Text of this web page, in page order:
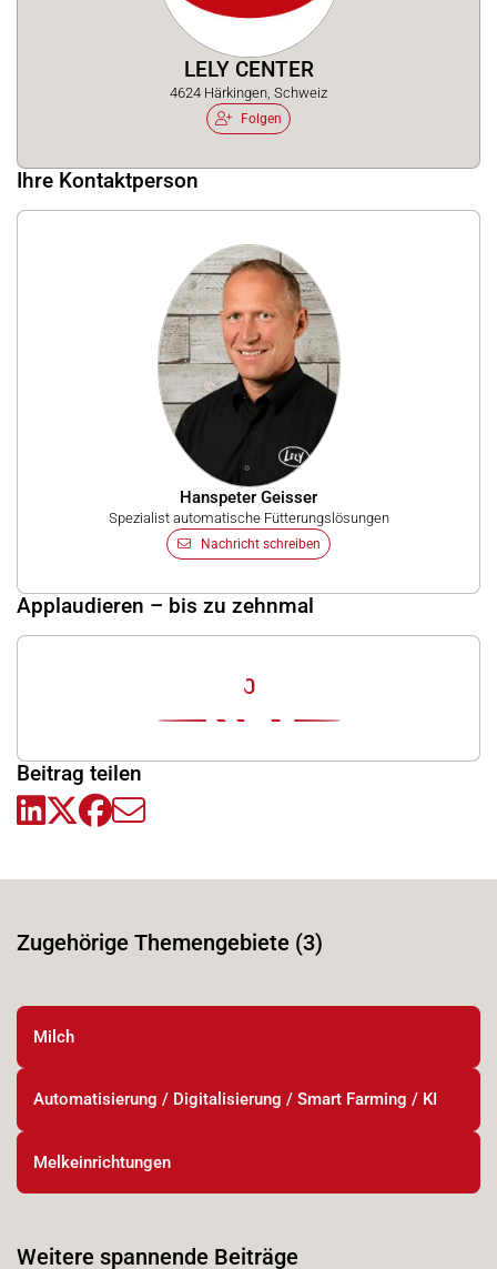
LELY CENTER
4624 Härkingen, Schweiz
Folgen
Ihre Kontaktperson
Hanspeter Geisser
Spezialist automatische Fütterungslösungen
Nachricht schreiben
Applaudieren – bis zu zehnmal
0
Beitrag teilen
Zugehörige Themengebiete (3)
Milch
Automatisierung / Digitalisierung / Smart Farming / KI
Melkeinrichtungen
Weitere spannende Beiträge